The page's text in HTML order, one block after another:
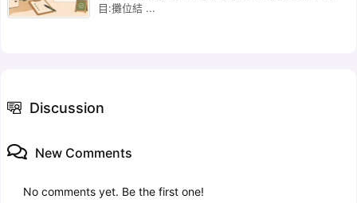
目:攤位結 ...
Discussion
New Comments
No comments yet. Be the first one!